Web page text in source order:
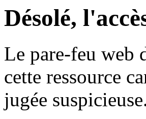
Désolé,
Le pare-feu web
cette ressource
jugée